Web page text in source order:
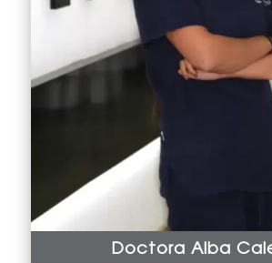
Doctora Alba